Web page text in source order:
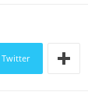
Twitter